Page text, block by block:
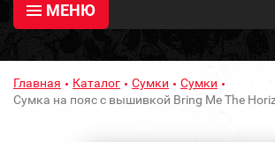
МЕНЮ
Главная Каталог Сумки
Сумки
Сумка на пояс с вышивкой Bring Me The